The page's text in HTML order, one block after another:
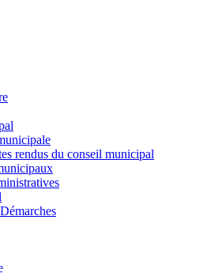
rendus du conseil municipal